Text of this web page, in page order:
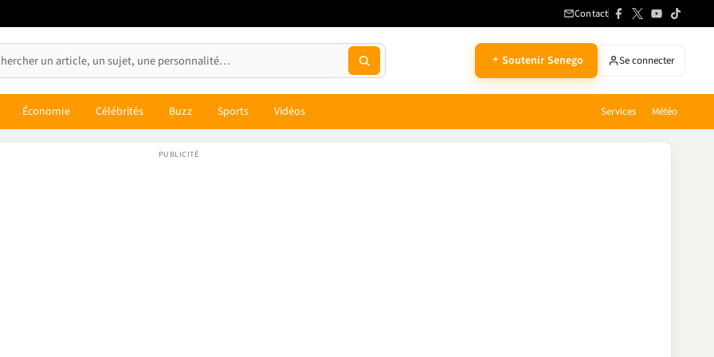
Contact
Soutenir Senego Se connecter
Économie Célébrités Buzz Sports Vidéos Services Météo